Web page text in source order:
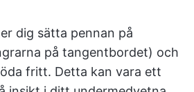
dig sätta pennan på
på tangentbordet) och
fritt. Detta kan vara ett